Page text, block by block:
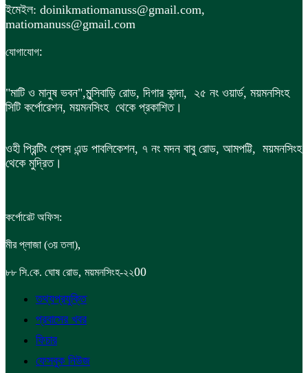
ইমেইল: doinikmatiomanuss@gmail.com,
matiomanuss@gmail.com
যোগাযোগ:
"মাটি ও মানুষ ভবন",মুন্সিবাড়ি রোড, দিগার কান্দা, ২৫ নং ওয়ার্ড, ময়মনসিংহ
সিটি কর্পোরেশন, ময়মনসিংহ থেকে প্রকাশিত।
ওহী প্রিন্টিং প্রেস এন্ড পাবলিকেশন, ৭ নং মদন বাবু রোড, আমপট্টি, ময়মনসিংহ
থেকে মুদ্রিত।
কর্পোরেট অফিস:
মীর প্লাজা (৩য় তলা),
৮৮ সি.কে. ঘোষ রোড, ময়মনসিংহ-২২00
তথ্যপ্রযুক্তি
প্রবাসের খবর
ফিচার
ফেসবুক নিউজ